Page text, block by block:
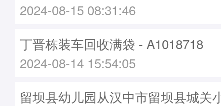
2024-08-15 08:31:46
丁晋栋装车回收满袋 - A1018718
2024-08-14 15:54:05
留坝县幼儿园从汉中市留坝县城关